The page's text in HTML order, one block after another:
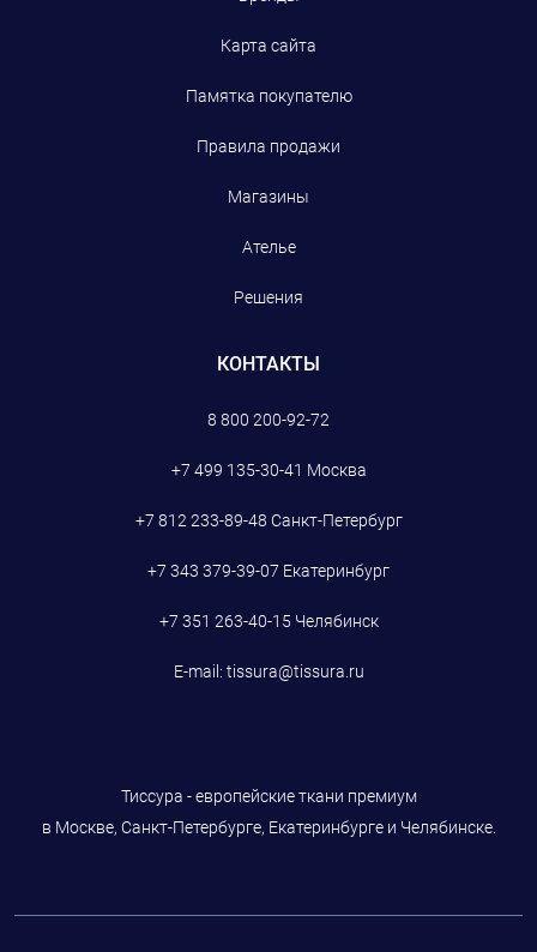
Карта сайта
Памятка покупателю
Правила продажи
Магазины
Ателье
Решения
КОНТАКТЫ
8 800 200-92-72
+7 499 135-30-41 Москва
+7 812 233-89-48 Санкт-Петербург
+7 343 379-39-07 Екатеринбург
+7 351 263-40-15 Челябинск
E-mail: tissura@tissura.ru
Тиссура - европейские ткани премиум
в Москве, Санкт-Петербурге, Екатеринбурге и Челябинске.